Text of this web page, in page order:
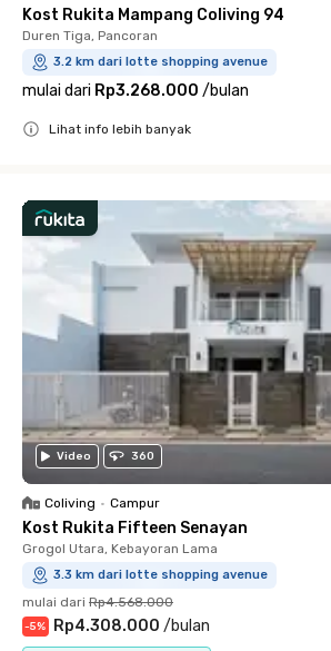
Kost Rukita Mampang Coliving 94
Duren Tiga, Pancoran
3.2 km dari lotte shopping avenue
mulai dari Rp3.268.000 /bulan
Lihat info lebih banyak
Video 360
Coliving • Campur
Kost Rukita Fifteen Senayan
Grogol Utara, Kebayoran Lama
3.3 km dari lotte shopping avenue
mulai dari Rp4.568.000
-5% Rp4.308.000 /bulan